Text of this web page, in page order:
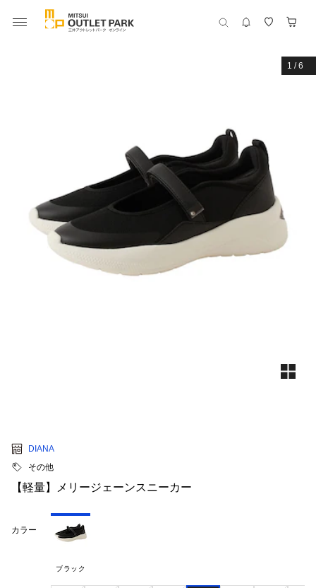
1 /6
DIANA
その他
【軽量】メリージェーンスニーカー
カラー
ブラック